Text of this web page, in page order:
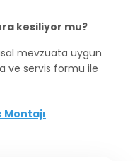
kesiliyor mu?
mevzuata uygun
ve servis formu ile
Montajı